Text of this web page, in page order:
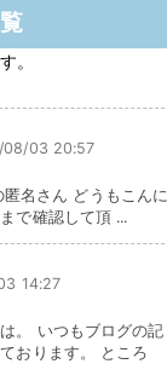
。
08/03 20:57
名さん どうもこんに
で確認して頂 ...
14:27
。 いつもブログの記
おります。 ところ